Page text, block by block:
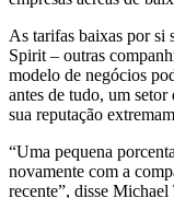
As tarifas baixas por si
Spirit – outras
modelo de negócios
antes de tudo, um
sua reputação
“Uma pequena
novamente com a
recente”, disse